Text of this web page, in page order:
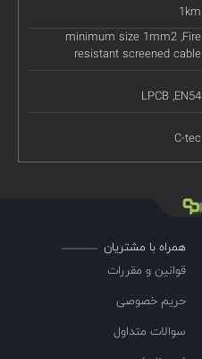
1km
minimum size 1mm2 ,Fire
resistant screened cable
LPCB ,EN54
C-tec
همراه با مشتریان
قوانین و مقررات
حریم خصوصی
سوالات متداول